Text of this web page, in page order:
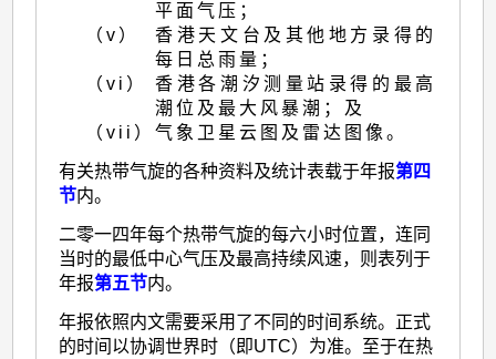
平面气压；
（v）
香港天文台及其他地方录得的
每日总雨量；
（vi）
香港各潮汐测量站录得的最高
潮位及最大风暴潮；及
（vii）气象卫星云图及雷达图像。
有关热带气旋的各种资料及统计表载于年报第四
节内。
二零一四年每个热带气旋的每六小时位置，连同
当时的最低中心气压及最高持续风速，则表列于
年报第五节内。
年报依照内文需要采用了不同的时间系统。正式
的时间以协调世界时（即UTC）为准。至于在热